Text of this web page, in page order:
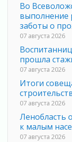
Во
выполнение
заботы о
07 августа 2026
прошла
07 августа 2026
Итоги
07 августа 2026
Ленобласть
к малым
07 августа 2026